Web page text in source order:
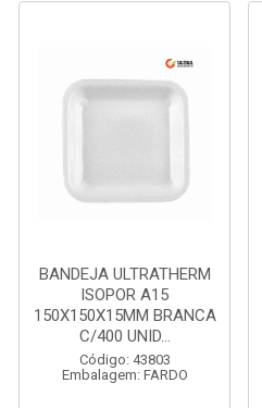
BANDEJA ULTRATHERM
ISOPOR A15
150X150X15MM BRANCA
C/400 UNID...
Código: 43803
Embalagem: FARDO